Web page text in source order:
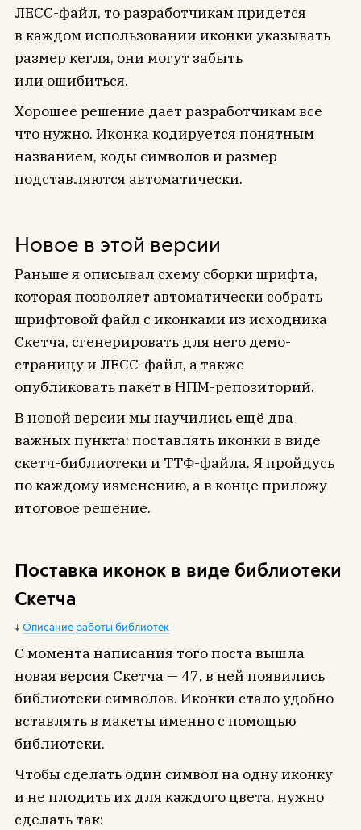
ЛЕСС-файл, то разработчикам придется
в каждом использовании иконки указывать
размер кегля, они могут забыть
или ошибиться.
Хорошее решение дает разработчикам все
что нужно. Иконка кодируется понятным
названием, коды символов и размер
подставляются автоматически.
Новое в этой версии
Раньше я описывал схему сборки шрифта,
которая позволяет автоматически собрать
шрифтовой файл с иконками из исходника
Скетча, сгенерировать для него демо-
страницу и ЛЕСС-файл, а также
опубликовать пакет в НПМ-репозиторий.
В новой версии мы научились ещё два
важных пункта: поставлять иконки в виде
скетч-библиотеки и ТТФ-файла. Я пройдусь
по каждому изменению, а в конце приложу
итоговое решение.
Поставка иконок в виде библиотеки
Скетча
Описание работы библиотек
С момента написания того поста вышла
новая версия Скетча — 47, в ней появились
библиотеки символов. Иконки стало удобно
вставлять в макеты именно с помощью
библиотеки.
Чтобы сделать один символ на одну иконку
и не плодить их для каждого цвета, нужно
сделать так: